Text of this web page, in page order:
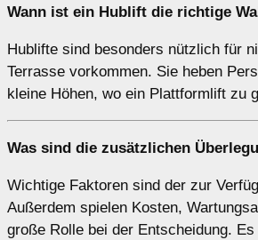
Wann ist ein Hublift die richtige
Hublifte sind besonders nützlich für
Terrasse vorkommen. Sie heben
kleine Höhen, wo ein Plattformlift zu
Was sind die zusätzlichen
Wichtige Faktoren sind der zur
Außerdem spielen Kosten,
große Rolle bei der Entscheidung.